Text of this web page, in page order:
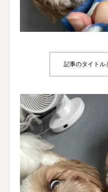
記事のタイトル
犬の送迎
室内ドッグラン
NEWS
会社概要